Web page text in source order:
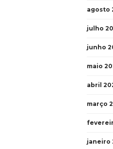
agosto
julho
junho
maio
abril
março
janeiro